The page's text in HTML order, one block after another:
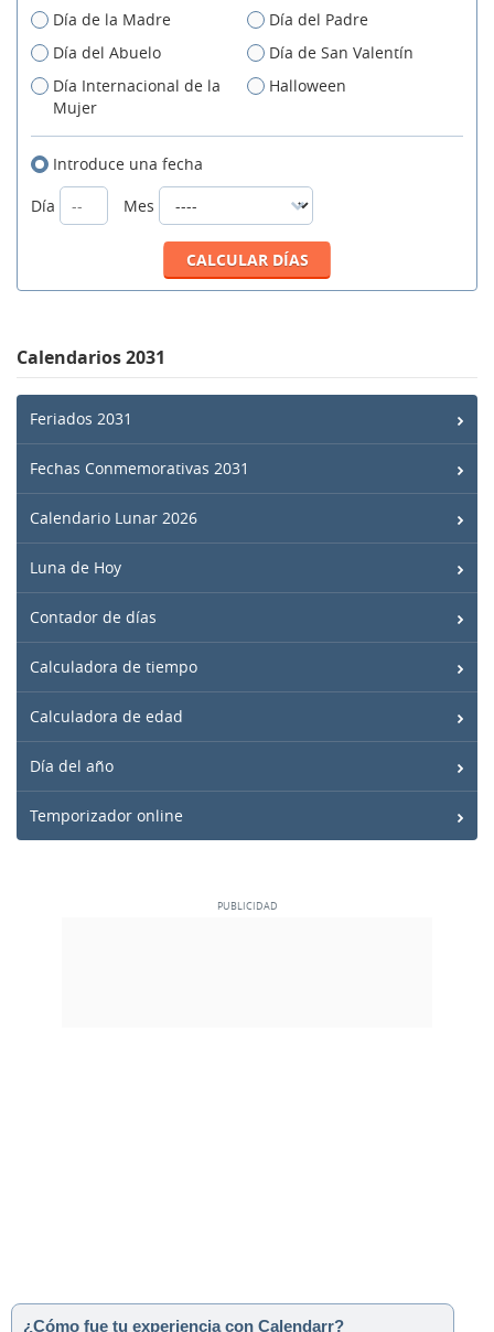
Día de la Madre
Día del Padre
Día del Abuelo
Día de San Valentín
Día Internacional de la
Mujer
Halloween
Introduce una fecha
Día
Mes
Calendarios 2031
Feriados 2031
Fechas Conmemorativas 2031
Calendario Lunar 2026
Luna de Hoy
Contador de días
Calculadora de tiempo
Calculadora de edad
Día del año
Temporizador online
¿Cómo fue tu experiencia con Calendarr?